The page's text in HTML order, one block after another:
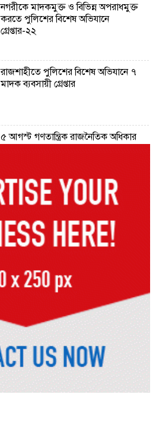
নগরীকে মাদকমুক্ত ও বিভিন্ন অপরাধমুক্ত
করতে পুলিশের বিশেষ অভিযানে
গ্রেপ্তার-২২
রাজশাহীতে পুলিশের বিশেষ অভিযানে ৭
মাদক ব্যবসায়ী গ্রেপ্তার
৫ আগস্ট গণতান্ত্রিক রাজনৈতিক অধিকার
নেইমারের দুর্দান্ত অ্যাসিস্টে কোয়ার্টার
জুলাই স্মৃতি জাদুঘর উদ্বোধন করলেন
‘জুলাই সনদ বাস্তবায়ন করে গণতান্ত্রিক রাষ্ট্র